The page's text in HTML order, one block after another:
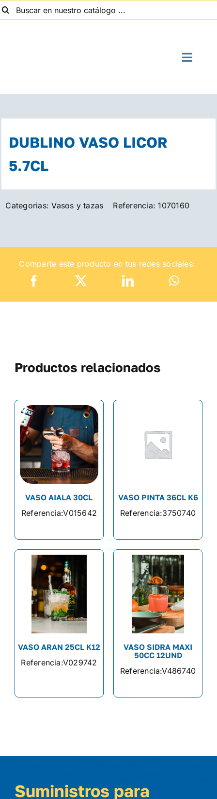
Saltar
al
Toggle
DUBLINO VASO LICOR
5.7CL
Categorias:Vasos y tazas Referencia:1070160
Comparte este producto en tus redes sociales:
Productos relacionados
VASO AIALA 30CL
Referencia:V015642
VASO PINTA 36CL K6
Referencia:3750740
VASO ARAN 25CL K12
Referencia:V029742
VASO SIDRA MAXI
50CC 12UND
Referencia:V486740
Suministros para